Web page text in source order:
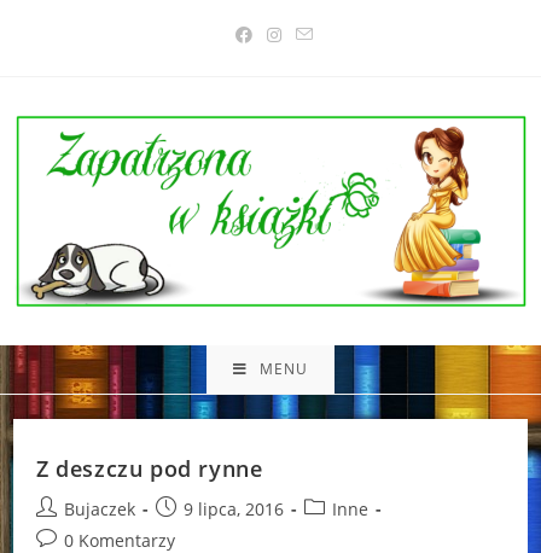
MENU
Z deszczu pod rynne
Post
author:
Bujaczek
Post
published:
9 lipca, 2016
PostInne
Post0 Komentarzy